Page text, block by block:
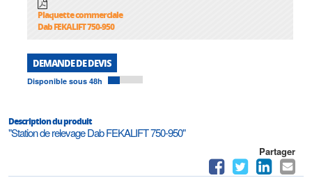
Plaquette commerciale
Dab FEKALIFT 750-950
DEMANDE DE DEVIS
Disponible sous 48h
Description du produit
"Station de relevage Dab FEKALIFT 750-950"
Partager